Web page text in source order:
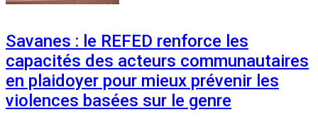
Savanes : le REFED renforce les
capacités des acteurs communautaires
en plaidoyer pour mieux prévenir les
violences basées sur le genre